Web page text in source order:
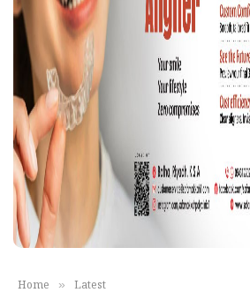
Home » Latest